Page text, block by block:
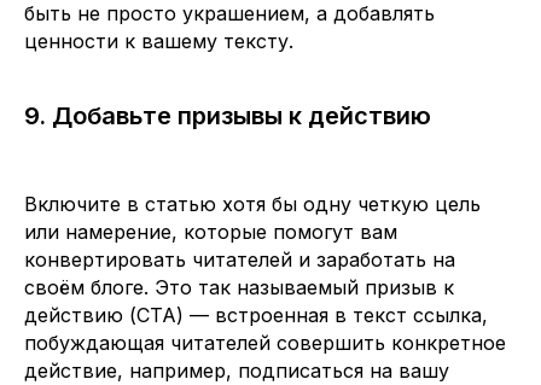
быть не просто украшением, а добавлять
ценности к вашему тексту.
9. Добавьте призывы к действию
Включите в статью хотя бы одну четкую цель
или намерение, которые помогут вам
конвертировать читателей и заработать на
своём блоге. Это так называемый призыв к
действию (CTA) — встроенная в текст ссылка,
побуждающая читателей совершить конкретное
действие, например, подписаться на вашу